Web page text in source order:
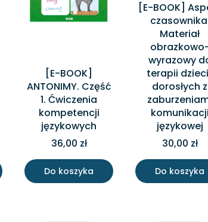
[E-BOOK]
ANTONIMY. Część
1. Ćwiczenia
kompetencji
językowych
36,00 zł
Do koszyka
[E-BOOK]
Materiał
wyrazowy
terapii
dorosłych z
komunikacji
językowej
30,00 zł
Do koszyka